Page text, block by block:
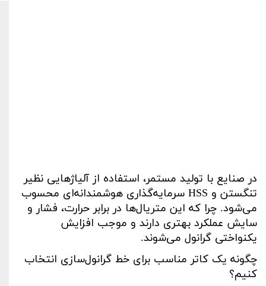
در صنایع با تولید مستمر، استفاده از آلیاژهایی نظیر
تنگستن و HSS سرمایه‌گذاری هوشمندانه‌ای محسوب
می‌شود. چرا که این متریال‌ها در برابر حرارت، فشار و
سایش عملکرد بهتری دارند و موجب افزایش
یکنواختی گرانول می‌شوند.
چگونه یک کاتر مناسب برای خط گرانول‌سازی انتخاب
کنیم؟